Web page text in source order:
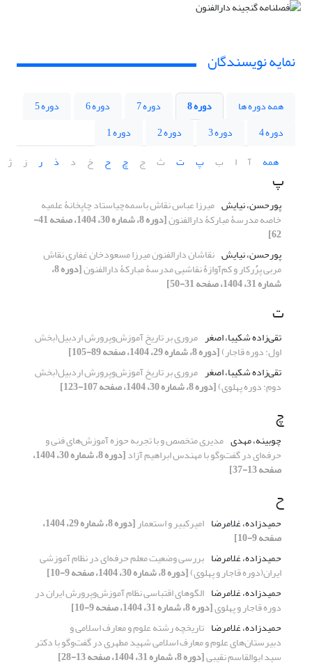
نمایه نویسندگان
همه دوره ها دوره 8 دوره 7 دوره 6
دوره 5
دوره 4
دوره 3 دوره 2
دوره 1
همه
آ ا ب پ ت ث ج چ ح خ د ذ ر ز ژ
پ
پورحسن، نیایش میرزا عباس نقاش باسمه‌چیاستاد چاپخانۀ علمیه
خاصه مدرسۀ مبارکۀ دارالفنون [دوره 8، شماره 30، 1404، صفحه 41-
62]
پورحسن، نیایش نقاشان دارالفنون میرزا مسعودخان غفاری نقاش
مربی پرُُرکار و کم‌آوازۀ نقاشیی مدرسۀ مبارکۀ دارالفنون [دوره 8،
شماره 31، 1404، صفحه 31-50]
ت
تقی‌زاده شکیبا، اصغر مروری بر تاریخ آموزش‌وپرورش اردبیل(بخش
اول: دوره قاجار)[دوره 8، شماره 29، 1404، صفحه 89-105]
تقی‌زاده شکیبا، اصغر مروری بر تاریخ آموزش‌وپرورش اردبیل(بخش
دوم: دوره پهلوی)[دوره 8، شماره 30، 1404، صفحه 107-123]
چ
چوبینه، مهدی مدیری متخصص و با تجربه حوزه آموزش‌های فنی و
حرفه‌ای در گفت‌وگو با مهندس ابراهیم آزاد [دوره 8، شماره 30، 1404،
صفحه 13-37]
ح
حمیدزاده، غلامرضا امیرکبیر و استعمار [دوره 8، شماره 29، 1404،
صفحه 9-10]
حمیدزاده، غلامرضا بررسی وضعیت معلم حرفه‌ای در نظام آموزشی
ایران(دوره قاجار و پهلوی)[دوره 8، شماره 30، 1404، صفحه 9-10]
حمیدزاده، غلامرضا الگوهای اقتباسی نظام آموزش‌وپرورش ایران در
دوره قاجار و پهلوی[دوره 8، شماره 31، 1404، صفحه 9-10]
حمیدزاده، غلامرضا تاریخچه رشته علوم و معارف اسلامی و
دبیرستان‌های علوم و معارف اسلامی شهید مطهری در گفت‌وگو با دکتر
سید ابوالقاسم نقیبی[دوره 8، شماره 31، 1404، صفحه 13-28]